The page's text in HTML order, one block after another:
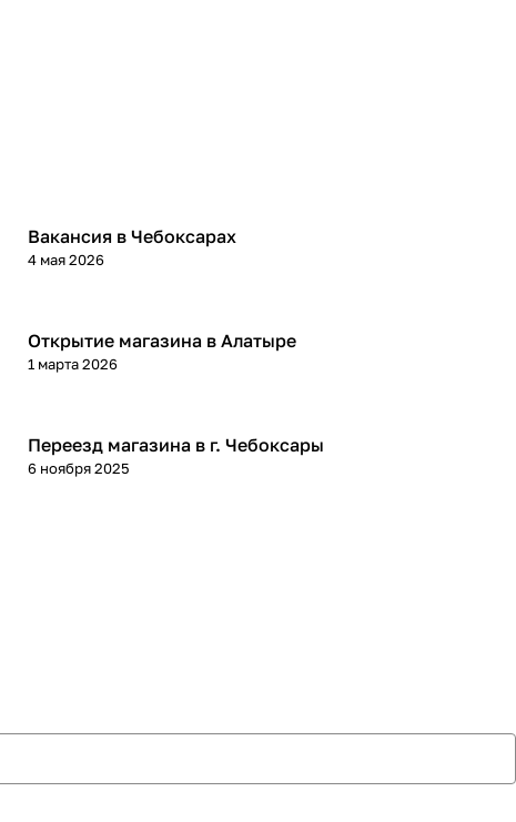
Вакансия в Чебоксарах
4 мая 2026
Открытие магазина в Алатыре
1 марта 2026
Переезд магазина в г. Чебоксары
6 ноября 2025